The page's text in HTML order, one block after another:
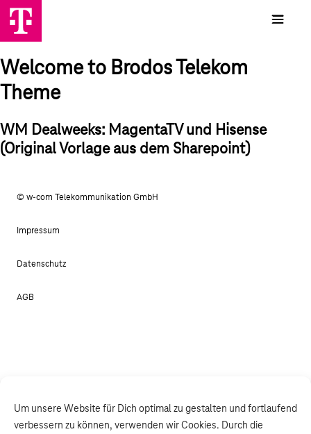
Um unsere Website für Dich optimal zu gestalten und fortlaufend
verbessern zu können, verwenden wir Cookies. Durch die
Welcome to Brodos Telekom
Theme
WM Dealweeks: MagentaTV und Hisense
(Original Vorlage aus dem Sharepoint)
© w-com Telekommunikation GmbH
Impressum
Datenschutz
AGB